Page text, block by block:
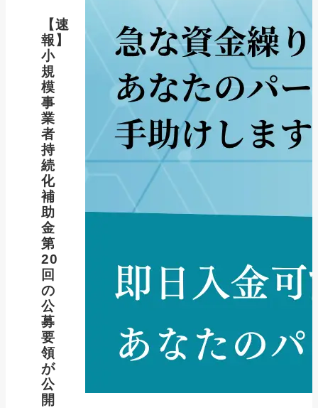
【速
報】
小
規
模
事
業
者
持
続
化
補
助
金
第
20
回
の
公
募
要
領
が
公
開